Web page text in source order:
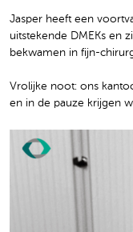
Jasper heeft een
uitstekende DMEKs en
bekwamen in fijn-
Vrolijke noot: ons
en in de pauze krijgen